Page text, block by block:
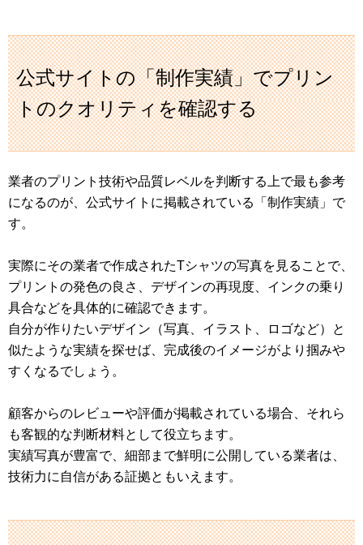
公式サイトの「制作実績」でプリン
トのクオリティを確認する
業者のプリント技術や品質レベルを判断する上で最も参考
になるのが、公式サイトに掲載されている「制作実績」で
す。
実際にその業者で作成されたTシャツの写真を見ることで、
プリントの発色の良さ、デザインの再現度、インクの乗り
具合などを具体的に確認できます。
自分が作りたいデザイン（写真、イラスト、ロゴなど）と
似たような実績を探せば、完成後のイメージがより掴みや
すくなるでしょう。
顧客からのレビューや評価が掲載されている場合、それら
も客観的な判断材料として役立ちます。
実績写真が豊富で、細部まで鮮明に公開している業者は、
技術力に自信がある証拠ともいえます。